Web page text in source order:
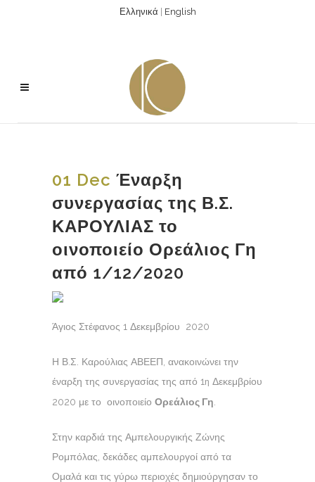
Ελληνικά English
01 Dec Έναρξη
συνεργασίας της Β.Σ.
ΚΑΡΟΥΛΙΑΣ το
οινοποιείο Ορεάλιος Γη
από 1/12/2020
Άγιος Στέφανος 1 Δεκεμβρίου 2020
Η Β.Σ. Καρούλιας ΑΒΕΕΠ, ανακοινώνει την
έναρξη της συνεργασίας της από 1η Δεκεμβρίου
2020 με το οινοποιείο Ορεάλιος Γη
Στην καρδιά της Αμπελουργικής Ζώνης
Ρομπόλας, δεκάδες αμπελουργοί από τα
Ομαλά και τις γύρω περιοχές δημιούργησαν το